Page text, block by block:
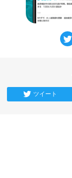
ツイート